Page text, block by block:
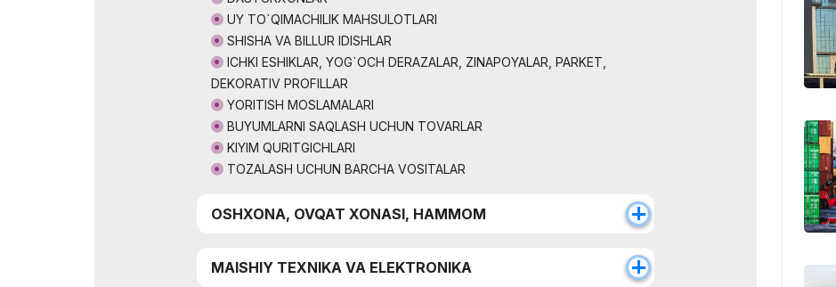
UY TO`QIMACHILIK MAHSULOTLARI
SHISHA VA BILLUR IDISHLAR
ICHKI ESHIKLAR, YOG`OCH DERAZALAR, ZINAPOYALAR, PARKET,
DEKORATIV PROFILLAR
YORITISH MOSLAMALARI
BUYUMLARNI SAQLASH UCHUN TOVARLAR
KIYIM QURITGICHLARI
TOZALASH UCHUN BARCHA VOSITALAR
OSHXONA, OVQAT XONASI, HAMMOM
MAISHIY TEXNIKA VA ELEKTRONIKA